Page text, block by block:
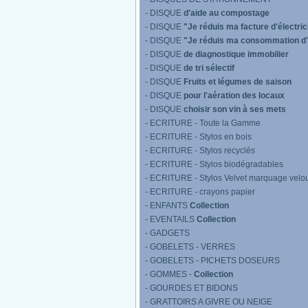
- DISQUE d'aide au compostage
- DISQUE "Je réduis ma facture
- DISQUE "Je réduis ma consommation
- DISQUE de diagnostique immobilier
- DISQUE de tri sélectif
- DISQUE Fruits et légumes de saison
- DISQUE pour l'aération des locaux
- DISQUE choisir son vin à ses mets
- ECRITURE - Toute la Gamme
- ECRITURE - Stylos en bois
- ECRITURE - Stylos recyclés
- ECRITURE - Stylos biodégradables
- ECRITURE - Stylos Velvet marquage
- ECRITURE - crayons papier
- ENFANTS Collection
- EVENTAILS Collection
- GADGETS
- GOBELETS - VERRES
- GOBELETS - PICHETS DOSEURS
- GOMMES - Collection
- GOURDES ET BIDONS
- GRATTOIRS A GIVRE OU NEIGE